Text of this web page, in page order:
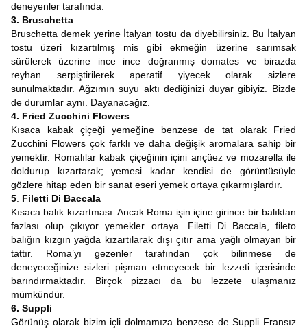
deneyenler tarafında.
3. Bruschetta
Bruschetta demek yerine İtalyan tostu da diyebilirsiniz. Bu İtalyan
tostu üzeri kızartılmış mis gibi ekmeğin üzerine sarımsak
sürülerek üzerine ince ince doğranmış domates ve birazda
reyhan serpiştirilerek aperatif yiyecek olarak sizlere
sunulmaktadır. Ağzımın suyu aktı dediğinizi duyar gibiyiz. Bizde
de durumlar aynı. Dayanacağız.
4. Fried Zucchini Flowers
Kısaca kabak çiçeği yemeğine benzese de tat olarak Fried
Zucchini Flowers çok farklı ve daha değişik aromalara sahip bir
yemektir. Romalılar kabak çiçeğinin içini ançüez ve mozarella ile
doldurup kızartarak; yemesi kadar kendisi de görüntüsüyle
gözlere hitap eden bir sanat eseri yemek ortaya çıkarmışlardır.
5 Filetti Di Baccala
Kısaca balık kızartması. Ancak Roma işin içine girince bir balıktan
fazlası olup çıkıyor yemekler ortaya. Filetti Di Baccala, fileto
balığın kızgın yağda kızartılarak dışı çıtır ama yağlı olmayan bir
tattır. Roma’yı gezenler tarafından çok bilinmese de
deneyeceğinize sizleri pişman etmeyecek bir lezzeti içerisinde
barındırmaktadır. Birçok pizzacı da bu lezzete ulaşmanız
mümkündür.
6. Suppli
Görünüş olarak bizim içli dolmamıza benzese de Suppli Fransız